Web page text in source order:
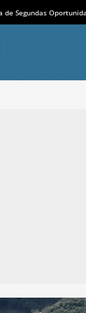
de Segundas